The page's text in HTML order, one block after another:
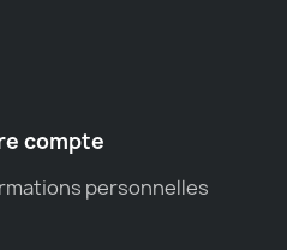
compte
personnelles